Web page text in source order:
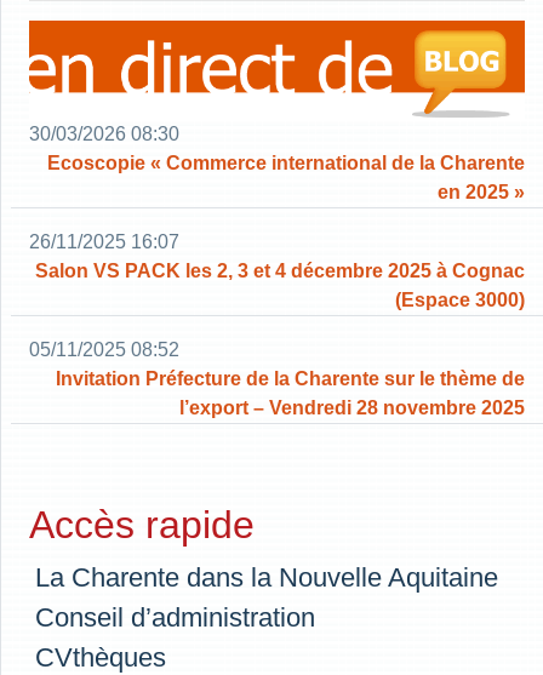
30/03/2026 08:30
Ecoscopie « Commerce international de la Charente
en 2025 »
26/11/2025 16:07
Salon VS PACK les 2, 3 et 4 décembre 2025 à Cognac
(Espace 3000)
05/11/2025 08:52
Invitation Préfecture de la Charente sur le thème de
l’export – Vendredi 28 novembre 2025
Accès rapide
La Charente dans la Nouvelle Aquitaine
Conseil d’administration
CVthèques